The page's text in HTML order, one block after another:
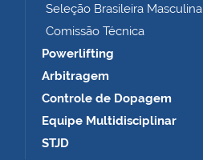
Seleção Brasileira Masculina
Comissão Técnica
Powerlifting
Arbitragem
Controle de Dopagem
Equipe Multidisciplinar
STJD